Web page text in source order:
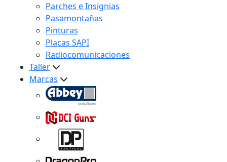
Parches e Insignias
Pasamontañas
Pinturas
Placas SAPI
Radiocomunicaciones
Taller
Marcas